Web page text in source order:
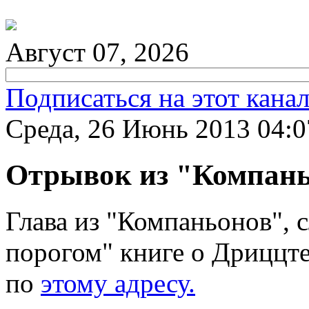
Август 07, 2026
Подписаться на этот
Среда, 26 Июнь 2013
Отрывок из
Глава из "Компаньонов",
порогом" книге о
по этому адресу.